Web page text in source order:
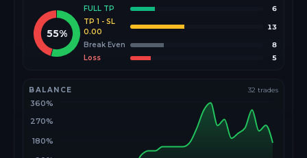
55%
FULL TP
6
TP 1 - SL
0.00
13
Break Even
8
Loss
5
BALANCE 32 trades
180%
270%
360%